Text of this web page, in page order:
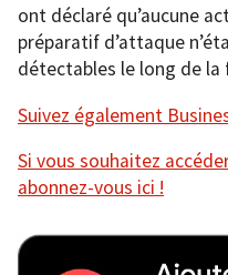
ont déclaré qu’aucune
préparatif d’attaque
détectables le long de la
Suivez également
Si vous souhaitez
abonnez-vous ici !